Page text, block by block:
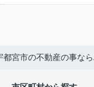
都宮市の不動産の事な